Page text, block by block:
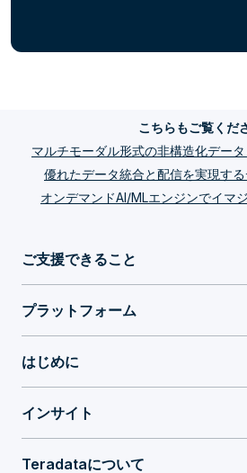
こちらもご覧くだ
マルチモーダル形式の非構造化デー
優れたデータ統合と配信を実現す
オンデマンドAI/MLエンジンでイマ
ご支援できること
プラットフォーム
はじめに
インサイト
Teradataについて